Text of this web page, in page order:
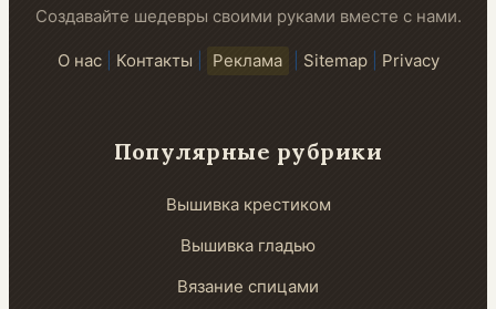
Создавайте шедевры своими руками вместе с нами.
О нас Контакты Реклама Sitemap Privacy
Популярные рубрики
Вышивка крестиком
Вышивка гладью
Вязание спицами